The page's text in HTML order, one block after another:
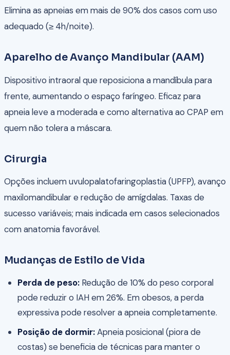
Elimina as apneias em mais de 90% dos casos com uso
adequado (≥ 4h/noite).
Aparelho de Avanço Mandibular (AAM)
Dispositivo intraoral que reposiciona a mandíbula para
frente, aumentando o espaço faríngeo. Eficaz para
apneia leve a moderada e como alternativa ao CPAP em
quem não tolera a máscara.
Cirurgia
Opções incluem uvulopalatofaringoplastia (UPFP), avanço
maxilomandibular e redução de amígdalas. Taxas de
sucesso variáveis; mais indicada em casos selecionados
com anatomia favorável.
Mudanças de Estilo de Vida
Perda de peso:Redução de 10% do peso corporal
pode reduzir o IAH em 26%. Em obesos, a perda
expressiva pode resolver a apneia completamente.
Posição de dormir:Apneia posicional (piora de
costas) se beneficia de técnicas para manter o